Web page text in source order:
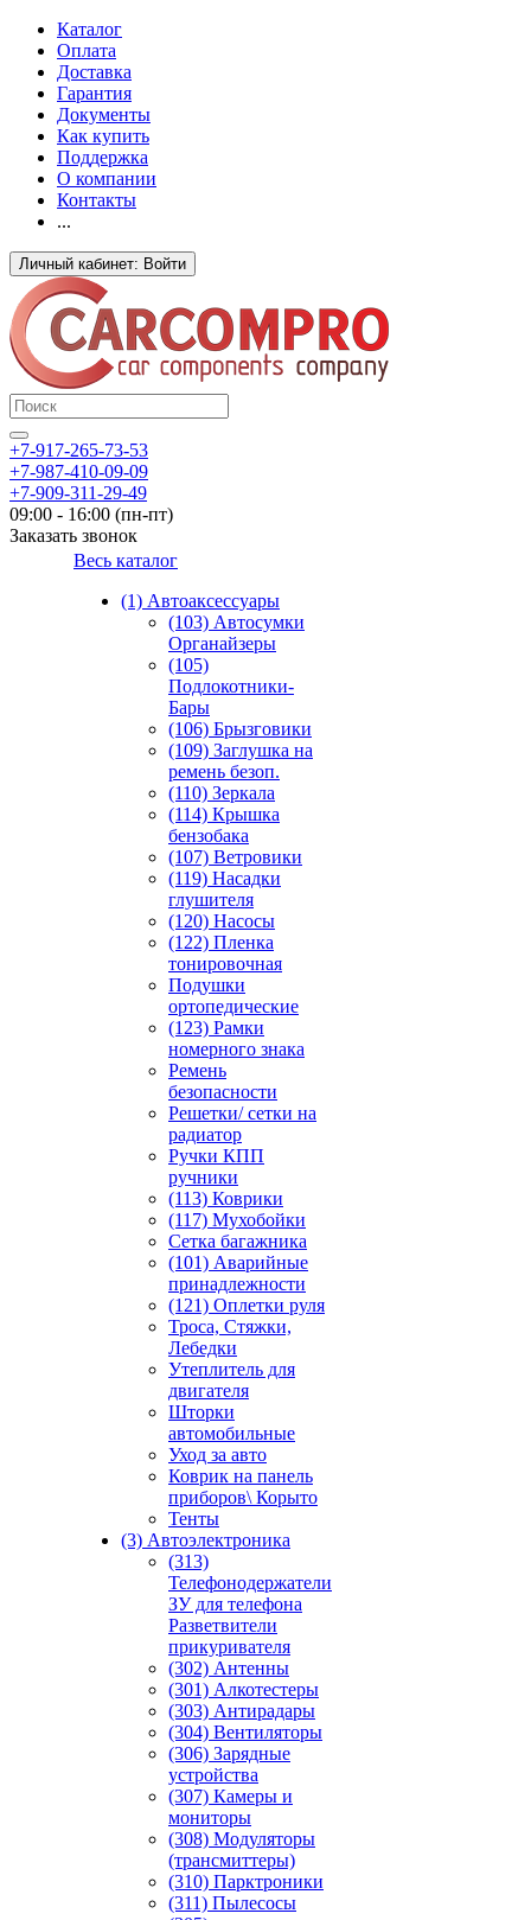
Каталог
Оплата
Доставка
Гарантия
Документы
Как купить
Поддержка
О компании
Контакты
...
Личный кабинет: Войти
+7-917-265-73-53
+7-987-410-09-09
+7-909-311-29-49
09:00 - 16:00 (пн-пт)
Заказать звонок
Весь каталог
(1) Автоаксессуары
(103) Автосумки
Органайзеры
(105)
Подлокотники-
Бары
(106) Брызговики
(109) Заглушка на
ремень безоп.
(110) Зеркала
(114) Крышка
бензобака
(107) Ветровики
(119) Насадки
глушителя
(120) Насосы
(122) Пленка
тонировочная
Подушки
ортопедические
(123) Рамки
номерного знака
Ремень
безопасности
Решетки/ сетки на
радиатор
Ручки КПП
ручники
(113) Коврики
(117) Мухобойки
Сетка багажника
(101) Аварийные
принадлежности
(121) Оплетки руля
Троса, Стяжки,
Лебедки
Утеплитель для
двигателя
Шторки
автомобильные
Уход за авто
Коврик на панель
приборов\ Корыто
Тенты
(3) Автоэлектроника
(313)
Телефонодержатели
ЗУ для телефона
Разветвители
прикуривателя
(302) Антенны
(301) Алкотестеры
(303) Антирадары
(304) Вентиляторы
(306) Зарядные
устройства
(307) Камеры и
мониторы
(308) Модуляторы
(трансмиттеры)
(310) Парктроники
(311) Пылесосы